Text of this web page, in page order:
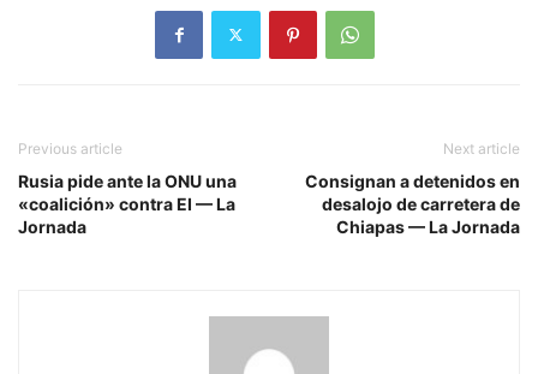
Previous article
Rusia pide ante la ONU una
«coalición» contra EI — La
Jornada
Next article
Consignan a detenidos en
desalojo de carretera de
Chiapas — La Jornada